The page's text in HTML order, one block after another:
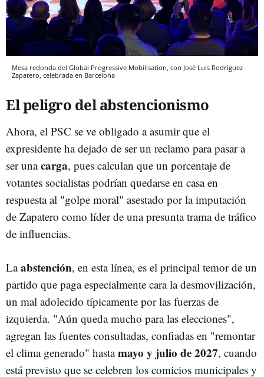
Mesa redonda del Global Progressive Mobilisation, con José Luis Rodríguez
Zapatero, celebrada en Barcelona
El peligro del abstencionismo
Ahora, el PSC se ve obligado a asumir que el
expresidente ha dejado de ser un reclamo para pasar a
ser unacarga, pues calculan que un porcentaje de
votantes socialistas podrían quedarse en casa en
respuesta al "golpe moral" asestado por la imputación
de Zapatero como líder de una presunta trama de tráfico
de influencias.
Laabstención, en esta línea, es el principal temor de un
partido que paga especialmente cara la desmovilización,
un mal adolecido típicamente por las fuerzas de
izquierda. "Aún queda mucho para las elecciones",
agregan las fuentes consultadas, confiadas en "remontar
el clima generado" hastamayo y julio de 2027, cuando
está previsto que se celebren los comicios municipales y